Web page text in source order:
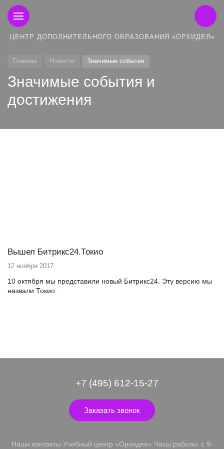
ЦЕНТР ДОПОЛНИТЕЛЬНОГО ОБРАЗОВАНИЯ «ОРХИДЕЯ»
Главная Новости Значимые события
Значимые события и
достижения
Вышел Битрикс24.Токио
12 ноября 2017
10 октября мы представили новый Битрикс24. Эту версию мы
назвали Токио.
+7 (495) 612-15-27
Заказать звонок
Наши контакты Учебный центр «Орхидея» Часы работы: с 9-